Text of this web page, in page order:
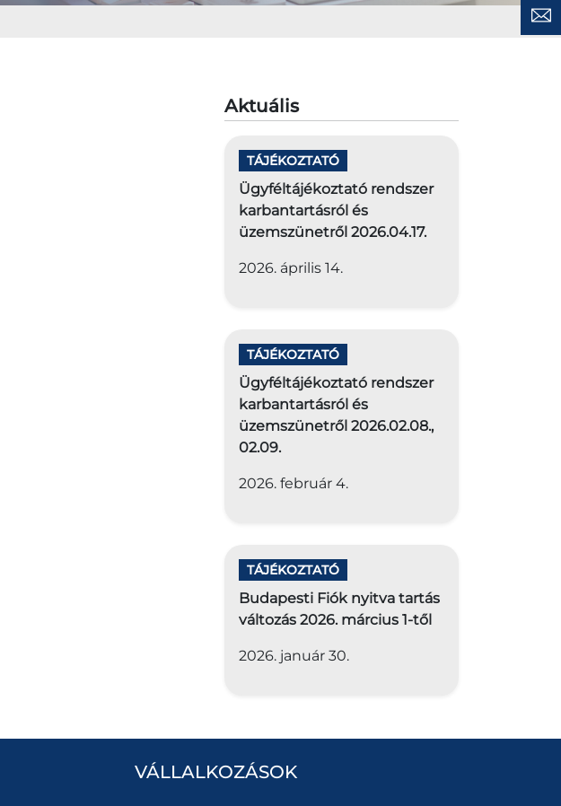
Aktuális
TÁJÉKOZTATÓ
Ügyféltájékoztató rendszer
karbantartásról és
üzemszünetről 2026.04.17.
2026. április 14.
TÁJÉKOZTATÓ
Ügyféltájékoztató rendszer
karbantartásról és
üzemszünetről 2026.02.08.,
02.09.
2026. február 4.
TÁJÉKOZTATÓ
Budapesti Fiók nyitva tartás
változás 2026. március 1-től
2026. január 30.
VÁLLALKOZÁSOK